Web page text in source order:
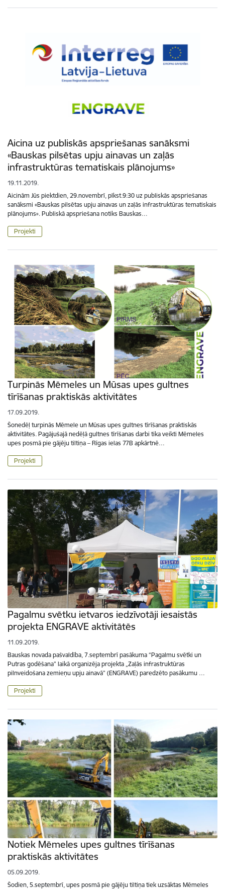
Aicina uz publiskās apspriešanas sanāksmi
«Bauskas pilsētas upju ainavas un zaļās
infrastruktūras tematiskais plānojums»
19.11.2019.
Aicinām Jūs piektdien, 29.novembrī, plkst.9:30 uz publiskās apspriešanas
sanāksmi «Bauskas pilsētas upju ainavas un zaļās infrastruktūras tematiskais
plānojums». Publiskā apspriešana notiks Bauskas…
Projekti
Turpinās Mēmeles un Mūsas upes gultnes
tīrīšanas praktiskās aktivitātes
17.09.2019.
Šonedēļ turpinās Mēmele un Mūsas upes gultnes tīrīšanas praktiskās
aktivitātes. Pagājušajā nedēļā gultnes tīrīšanas darbi tika veikti Mēmeles
upes posmā pie gājēju tiltiņa – Rīgas ielas 77B apkārtnē…
Projekti
Pagalmu svētku ietvaros iedzīvotāji iesaistās
projekta ENGRAVE aktivitātēs
11.09.2019.
Bauskas novada pašvaldība, 7.septembrī pasākuma “Pagalmu svētki un
Putras godēšana” laikā organizēja projekta „Zaļās infrastruktūras
pilnveidošana zemieņu upju ainavā” (ENGRAVE) paredzēto pasākumu …
Projekti
Notiek Mēmeles upes gultnes tīrīšanas
praktiskās aktivitātes
05.09.2019.
Šodien, 5.septembrī, upes posmā pie gājēju tiltiņa tiek uzsāktas Mēmeles